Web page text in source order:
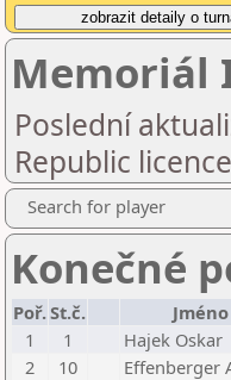
Memoriál
Poslední
Republic
Search for player
Konečné
Poř.St.č. Jméno
1
1 Hajek Oskar
2
10 Effenberger